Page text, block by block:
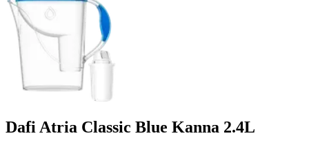
Dafi Atria Classic Blue Kanna 2.4L